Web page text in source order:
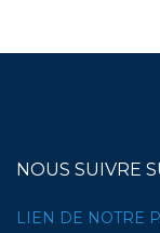
NOUS SUIVRE
LIEN DE NOTRE